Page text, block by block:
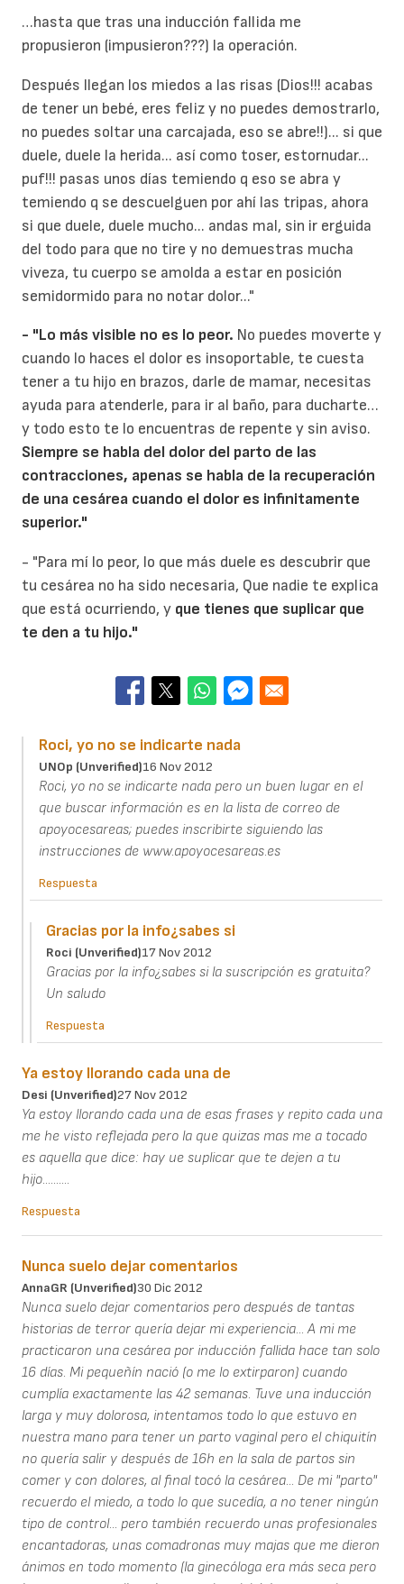
…hasta que tras una inducción fallida me
propusieron (impusieron???) la operación.
Después llegan los miedos a las risas (Dios!!! acabas
de tener un bebé, eres feliz y no puedes demostrarlo,
no puedes soltar una carcajada, eso se abre!!)... si que
duele, duele la herida... así como toser, estornudar...
puf!!! pasas unos días temiendo q eso se abra y
temiendo q se descuelguen por ahí las tripas, ahora
si que duele, duele mucho... andas mal, sin ir erguida
del todo para que no tire y no demuestras mucha
viveza, tu cuerpo se amolda a estar en posición
semidormido para no notar dolor..."
- "Lo más visible no es lo peor. No puedes moverte y
cuando lo haces el dolor es insoportable, te cuesta
tener a tu hijo en brazos, darle de mamar, necesitas
ayuda para atenderle, para ir al baño, para ducharte…
y todo esto te lo encuentras de repente y sin aviso.
Siempre se habla del dolor del parto de las
contracciones, apenas se habla de la recuperación
de una cesárea cuando el dolor es infinitamente
superior."
- "Para mí lo peor, lo que más duele es descubrir que
tu cesárea no ha sido necesaria, Que nadie te explica
que está ocurriendo, y que tienes que suplicar que
te den a tu hijo."
Roci, yo no se indicarte nada
UNOp (unverified)16 Nov 2012
Roci, yo no se indicarte nada pero un buen lugar en el
que buscar información es en la lista de correo de
apoyocesareas; puedes inscribirte siguiendo las
instrucciones de www.apoyocesareas.es
Respuesta
Gracias por la info¿sabes si
Roci (unverified)17 Nov 2012
Gracias por la info¿sabes si la suscripción es gratuita?
Un saludo
Respuesta
Ya estoy llorando cada una de
Desi (unverified)27 Nov 2012
Ya estoy llorando cada una de esas frases y repito cada una
me he visto reflejada pero la que quizas mas me a tocado
es aquella que dice: hay ue suplicar que te dejen a tu
hijo..........
Respuesta
Nunca suelo dejar comentarios
AnnaGR (unverified)30 Dic 2012
Nunca suelo dejar comentarios pero después de tantas
historias de terror quería dejar mi experiencia... A mi me
practicaron una cesárea por inducción fallida hace tan solo
16 días. Mi pequeñín nació (o me lo extirparon) cuando
cumplía exactamente las 42 semanas. Tuve una inducción
larga y muy dolorosa, intentamos todo lo que estuvo en
nuestra mano para tener un parto vaginal pero el chiquitín
no quería salir y después de 16h en la sala de partos sin
comer y con dolores, al final tocó la cesárea... De mi "parto"
recuerdo el miedo, a todo lo que sucedía, a no tener ningún
tipo de control... pero también recuerdo unas profesionales
encantadoras, unas comadronas muy majas que me dieron
ánimos en todo momento (la ginecóloga era más seca pero